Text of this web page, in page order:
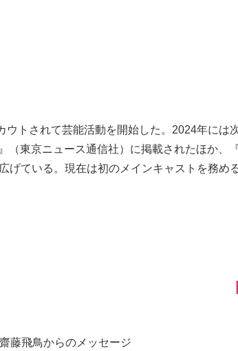
トされて芸能活動を開始した。2024年には
（東京ニュース通信社）に掲載されたほか、
げている。現在は初のメインキャストを務め
藤飛鳥からのメッセージ